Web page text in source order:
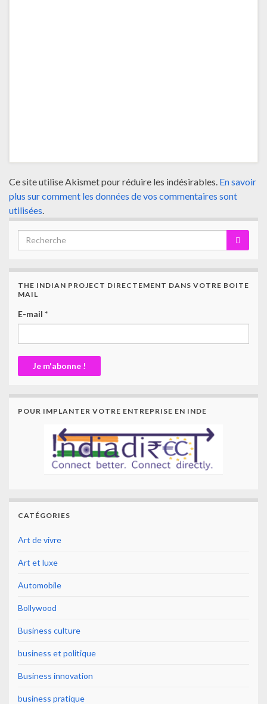
Ce site utilise Akismet pour réduire les indésirables. En savoir
plus sur comment les données de vos commentaires sont
utilisées.
THE INDIAN PROJECT DIRECTEMENT DANS VOTRE BOITE
MAIL
E-mail *
POUR IMPLANTER VOTRE ENTREPRISE EN INDE
CATÉGORIES
Art de vivre
Art et luxe
Automobile
Bollywood
Business culture
business et politique
Business innovation
business pratique